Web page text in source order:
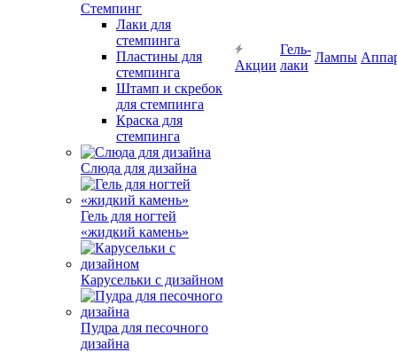
Стемпинг
Лаки для
стемпинга
Пластины для
стемпинга
Штамп и скребок
для стемпинга
Краска для
стемпинга
Слюда для дизайна
Гель для ногтей
«жидкий камень»
Карусельки с дизайном
Пудра для песочного
дизайна
Акции
Гель-
лаки
Лампы